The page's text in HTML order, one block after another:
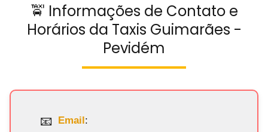
🚖 Informações de Contato e
Horários da Taxis Guimarães -
Pevidém
Email: